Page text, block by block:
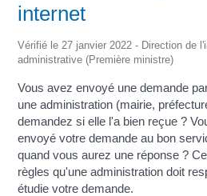
internet
Vérifié le 27 janvier 2022 - Direction de
administrative (Première ministre)
Vous avez envoyé une demande
une administration (mairie,
demandez si elle l'a bien reçue ?
envoyé votre demande au bon
quand vous aurez une réponse ?
règles qu'une administration doit
étudie votre demande.